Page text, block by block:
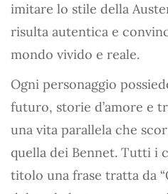
imitare lo stile della
risulta autentica e
mondo vivido e reale.
Ogni personaggio
futuro, storie d’amore e
una vita parallela che
quella dei Bennet. Tutti i
titolo una frase tratta da